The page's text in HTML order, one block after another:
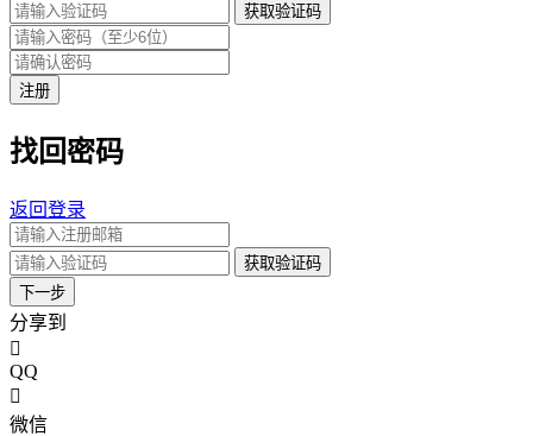
获取验证码
注册
找回密码
返回登录
获取验证码
下一步
分享到
QQ
微信